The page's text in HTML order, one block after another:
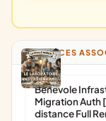
ANNONCES
Bénévole
Migration Auth
distance Full